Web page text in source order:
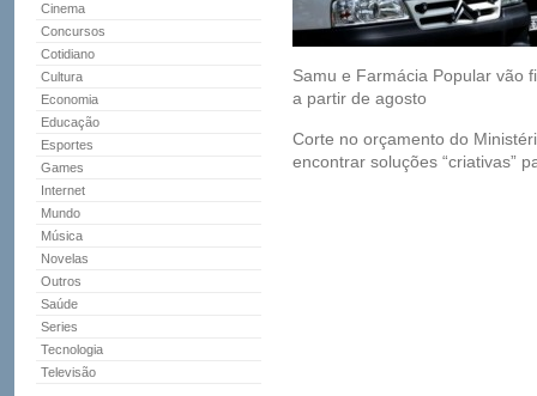
Cinema
Concursos
Cotidiano
Cultura
Economia
Educação
Esportes
Games
Internet
Mundo
Música
Novelas
Outros
Saúde
Series
Tecnologia
Televisão
Samu e Farmácia Popular vão
a partir de agosto
Corte no orçamento do
encontrar soluções “criativas”